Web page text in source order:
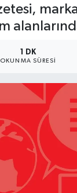
1 DK
OKUNMA SÜRESI